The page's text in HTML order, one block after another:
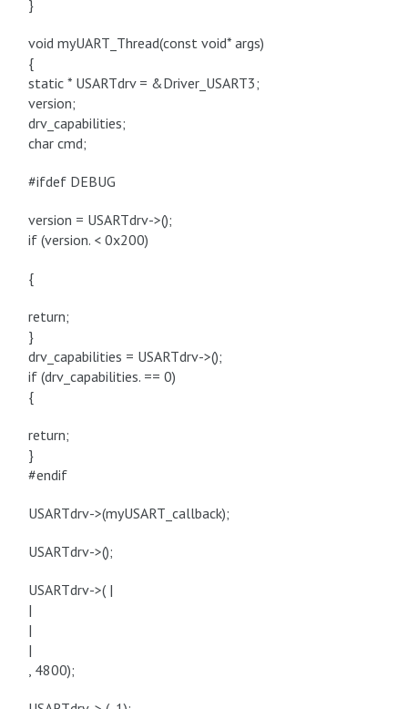
}
void myUART_Thread(const void* args)
{
static * USARTdrv = &Driver_USART3;
version;
drv_capabilities;
char cmd;
#ifdef DEBUG
version = USARTdrv->();
if (version. < 0x200)
{
return;
}
drv_capabilities = USARTdrv->();
if (drv_capabilities. == 0)
{
return;
}
#endif
USARTdrv->(myUSART_callback);
USARTdrv->();
USARTdrv->( |
|
|
|
, 4800);